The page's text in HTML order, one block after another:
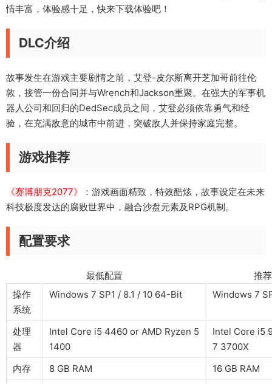
情丰富，体验感十足，快来下载体验吧！
DLC介绍
故事发生在游戏主要剧情之前，艾登-皮尔斯离开芝加哥前往伦
敦，接管一份合同并与Wrench和Jackson重聚。在强大的军事机
器人公司和回归的DedSec成员之间，艾登必须依靠勇气和经
验，在充满敌意的城市中前进，突破敌人并保持家庭完整。
游戏推荐
《赛博朋克2077》
：游戏画面精致，特效酷炫，故事设定在未来
科技极度发达的腐败世界中，融合沙盘元素及RPG机制。
配置要求
最低配置 推荐配
操作
系统
Windows 7 SP1 / 8.1 / 10 64-Bit Windows 7
处理
器
Intel Core i5 4460 or AMD Ryzen 5
1400
Intel Core i5
7 3700X
内存
8 GB RAM
16 GB RAM